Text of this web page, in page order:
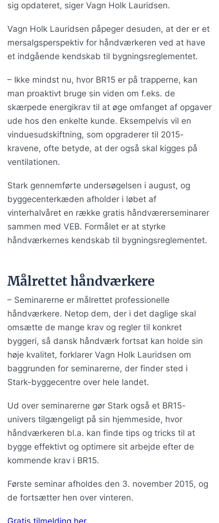
sig opdateret, siger Vagn Holk Lauridsen.
Vagn Holk Lauridsen påpeger desuden, at der er et
mersalgsperspektiv for håndværkeren ved at have
et indgående kendskab til bygningsreglementet.
– Ikke mindst nu, hvor BR15 er på trapperne, kan
man proaktivt bruge sin viden om f.eks. de
skærpede energikrav til at øge omfanget af opgaver
ude hos den enkelte kunde. Eksempelvis vil en
vinduesudskiftning, som opgraderer til 2015-
kravene, ofte betyde, at der også skal kigges på
ventilationen.
Stark gennemførte undersøgelsen i august, og
byggecenterkæden afholder i løbet af
vinterhalvåret en række gratis håndværerseminarer
sammen med VEB. Formålet er at styrke
håndværkernes kendskab til bygningsreglementet.
Målrettet håndværkere
– Seminarerne er målrettet professionelle
håndværkere. Netop dem, der i det daglige skal
omsætte de mange krav og regler til konkret
byggeri, så dansk håndværk fortsat kan holde sin
høje kvalitet, forklarer Vagn Holk Lauridsen om
baggrunden for seminarerne, der finder sted i
Stark-byggecentre over hele landet.
Ud over seminarerne gør Stark også et BR15-
univers tilgængeligt på sin hjemmeside, hvor
håndværkeren bl.a. kan finde tips og tricks til at
bygge effektivt og optimere sit arbejde efter de
kommende krav i BR15.
Første seminar afholdes den 3. november 2015, og
de fortsætter hen over vinteren.
Gratis tilmelding her